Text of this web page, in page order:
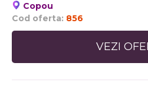
Copou
Cod oferta: 856
VEZI